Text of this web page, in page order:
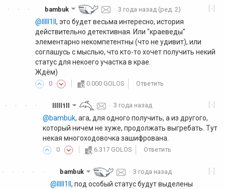
·
·
· [-]
bambuk · 3 года назад (ред. 2)
@lllll1ll , это будет весьма интересно, история
действительно детективная. Или "краеведы"
элементарно некомпетентны (что не удивит), или
соглашусь с мыслью, что кто-то хочет получить некий
статус для некоего участка в крае.
Ждём)
0 0.000 GOLOS Ответить
·
·
·
· [-]
lllll1ll ·3 года назад
@bambuk, ага, для одного получить, а из другого,
который ничем не хуже, продолжать выгребать. Тут
некая многоходовочка зашифрована.
0 6.317 GOLOS Ответить
·
·
·
·
· [-]
bambuk · 3 года назад
@lllll1ll , под особый статус будут выделены